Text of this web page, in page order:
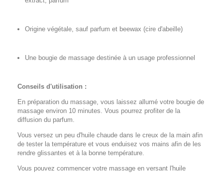
Origine végétale, sauf parfum et beewax (cire d'abeille)
Une bougie de massage destinée à un usage professionnel
Conseils d'utilisation :
En préparation du massage, vous laissez allumé votre bougie de
massage environ 10 minutes. Vous pourrez profiter de la
diffusion du parfum.
Vous versez un peu d'huile chaude dans le creux de la main afin
de tester la température et vous enduisez vos mains afin de les
rendre glissantes et à la bonne température.
Vous pouvez commencer votre massage en versant l'huile